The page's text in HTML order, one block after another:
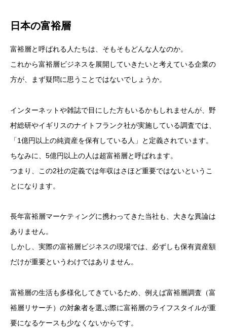
日本の富裕層
富裕層と呼ばれる人たちは、そもそもどんな人なのか。
これから富裕層ビジネスを展開していきたいと考えている企業の
方が、まず疑問に思うことではないでしょうか。
インターネットや雑誌で目にした方もいるかもしれませんが、野
村総研やイギリスのナイトフランク社が実施している調査では、
「1億円以上の純資産を保有している人」と定義されています。
ちなみに、5億円以上の人は超富裕層と呼ばれます。
つまり、この2社の定義では年収はさほど重要ではないというこ
とになります。
長年富裕層マーケティングに携わってきた当社も、大きな異論は
ありません。
しかし、実際の富裕層ビジネスの現場では、必ずしも保有資産額
だけが重要というわけではありません。
富裕層の生活も多様化してきているため、例えば富裕層調査（富
裕層リサーチ）の対象者を選ぶ際に富裕層のライフスタイルが重
要になるケースも少なくないからです。